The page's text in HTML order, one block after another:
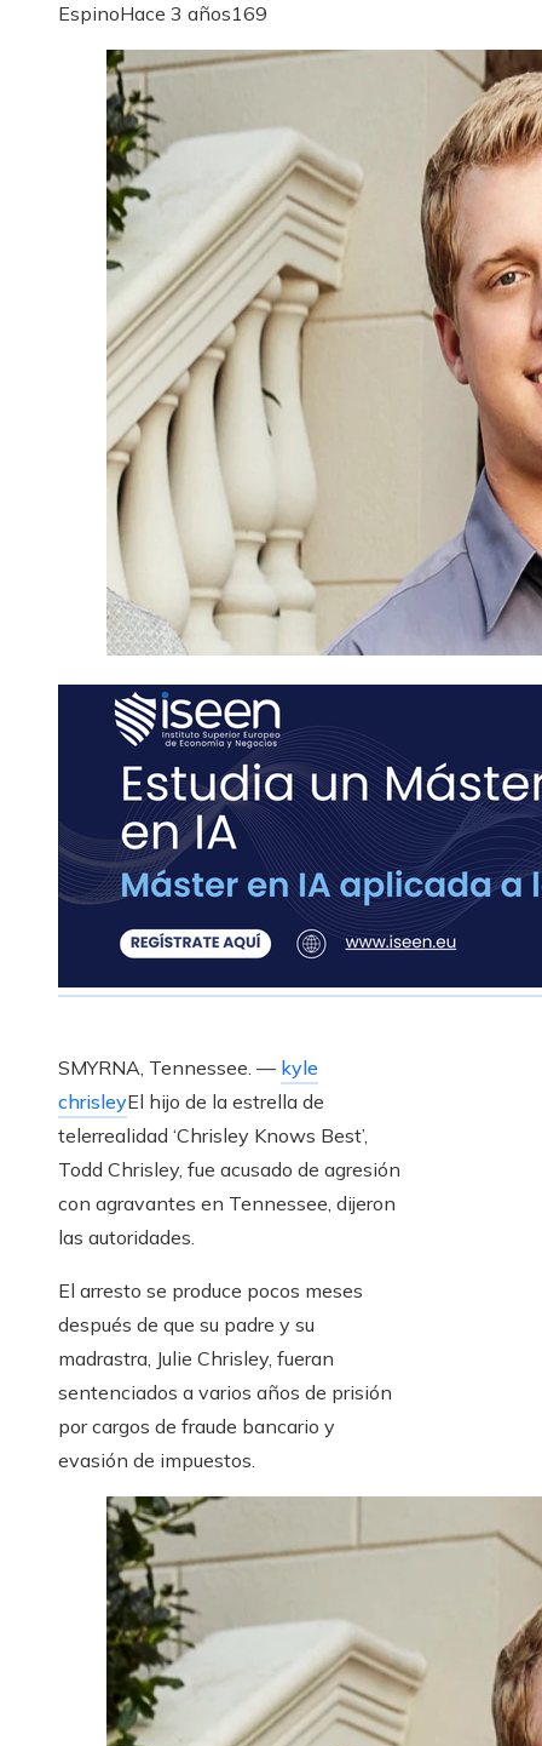
EspinoHace 3 años169
SMYRNA, Tennessee. — kyle
chrisleyEl hijo de la estrella de
telerrealidad ‘Chrisley Knows Best’,
Todd Chrisley, fue acusado de agresión
con agravantes en Tennessee, dijeron
las autoridades.
El arresto se produce pocos meses
después de que su padre y su
madrastra, Julie Chrisley, fueran
sentenciados a varios años de prisión
por cargos de fraude bancario y
evasión de impuestos.